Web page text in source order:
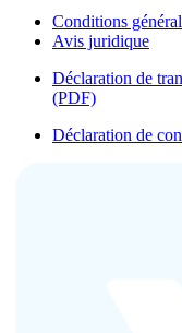
Conditions
Avis juridique
Déclaration de
(PDF)
Déclaration de